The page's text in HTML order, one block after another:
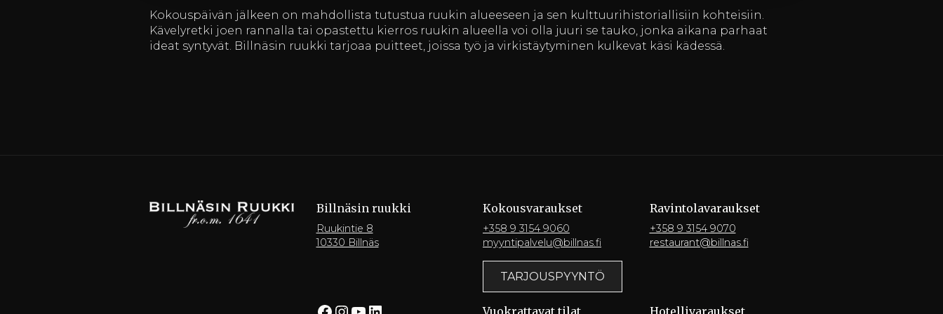
Kokouspäivän jälkeen on mahdollista tutustua ruukin alueeseen ja sen kulttuurihistoriallisiin kohteisiin.
Kävelyretki joen rannalla tai opastettu kierros ruukin alueella voi olla juuri se tauko, jonka aikana parhaat
ideat syntyvät. Billnäsin ruukki tarjoaa puitteet, joissa työ ja virkistäytyminen kulkevat käsi kädessä.
Billnäsin ruukki
Ruukintie 8
10330 Billnäs
Kokousvaraukset
+358 9 3154 9060
myyntipalvelu@billnas.fi
TARJOUSPYYNTÖ
Ravintola­varaukset
+358 9 3154 9070
restaurant@billnas.fi
Vuokrattavat tilat Hotelli­varaukset